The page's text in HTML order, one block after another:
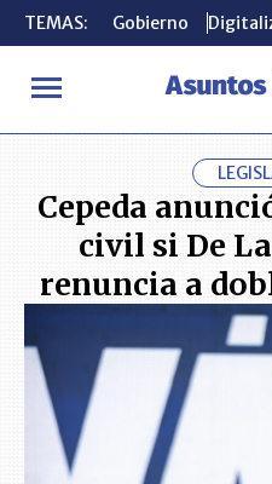
TEMAS: Gobierno
INICIO ACTUALIDAD
TEMAS: Gobierno
Cepeda
civil si De
renuncia a